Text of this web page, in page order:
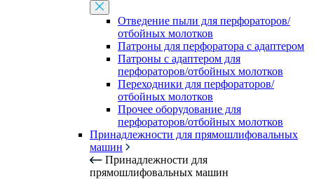
Отведение пыли для перфораторов/
отбойных молотков
Патроны для перфоратора с адаптером
Патроны с адаптером для
перфораторов/отбойных молотков
Переходники для перфораторов/
отбойных молотков
Прочее оборудование для
перфораторов/отбойных молотков
Принадлежности для прямошлифовальных
машин
Принадлежности для
прямошлифовальных машин